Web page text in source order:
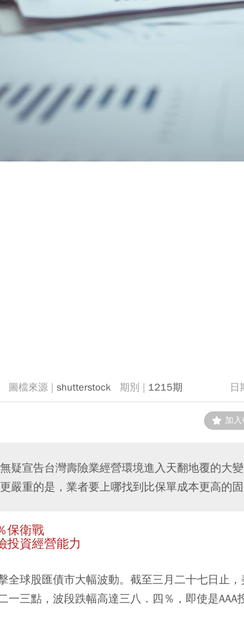
shutterstock 1215期
加
疑宣告台灣壽險業經營環境進入天翻地覆的大變
嚴重的是，業者要上哪找到比保單成本更高的
保衛戰
投資經營能力
全球股匯債市大幅波動。截至三月二十七日止
一三點，波段跌幅高達三八．四％，即使是AAA